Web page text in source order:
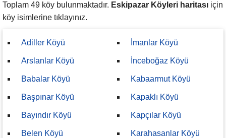
Toplam 49 köy bulunmaktadır. Eskipazar Köyleri haritası için
köy isimlerine tıklayınız.
Adiller Köyü
Arslanlar Köyü
Babalar Köyü
Başpınar Köyü
Bayındır Köyü
Belen Köyü
İmanlar Köyü
İnceboğaz Köyü
Kabaarmut Köyü
Kapaklı Köyü
Kapçılar Köyü
Karahasanlar Köyü